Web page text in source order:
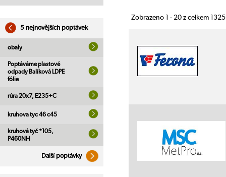
5 nejnovějších poptávek
obaly
Poptáváme plastové
odpady Balíková LDPE
fólie
rúra 20x7, E235+C
kruhova tyc 46 c45
kruhová tyč *105,
P460NH
Další poptávky
Zobrazeno 1 - 20 z celkem